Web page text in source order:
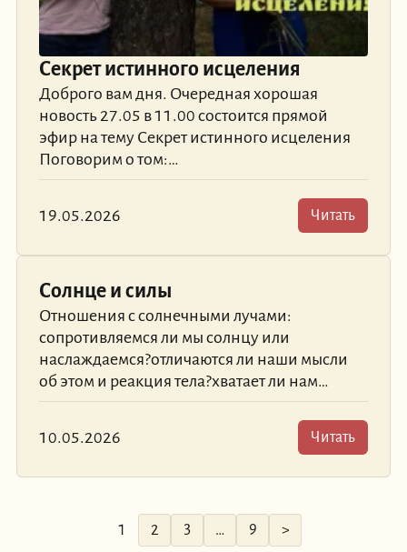
Секрет истинного исцеления
Доброго вам дня. Очередная хорошая
новость 27.05 в 11.00 состоится прямой
эфир на тему Секрет истинного исцеления
Поговорим о том:…
19.05.2026 Читать
Солнце и силы
Отношения с солнечными лучами:
сопротивляемся ли мы солнцу или
наслаждаемся?отличаются ли наши мысли
об этом и реакция тела?хватает ли нам…
10.05.2026 Читать
1 2 3 … 9 >